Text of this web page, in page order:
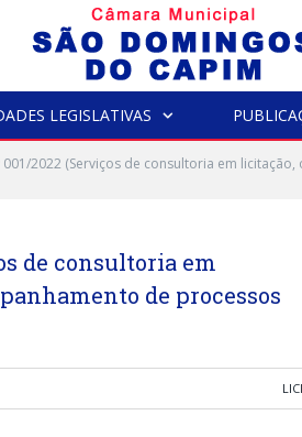
LEGISLATIVAS
001/2022 (Serviços de consultoria em
de consultoria em
de processos